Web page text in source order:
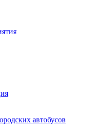
автобусов